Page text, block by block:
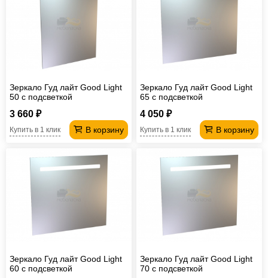
Офисная
компьютер
для
ванной
Мебель
трансформер
Матрасы
мешки
Мебель
ротанга
мебель
Косметологическое
Зеркало Гуд лайт Good Light
50 с подсветкой
3 660 ₽
В корзину
Купить в 1 клик
Зеркало Гуд лайт Good Light
65 с подсветкой
4 050 ₽
В корзину
Купить в 1 клик
Зеркало Гуд лайт Good Light
60 с подсветкой
Зеркало Гуд лайт Good Light
70 с подсветкой